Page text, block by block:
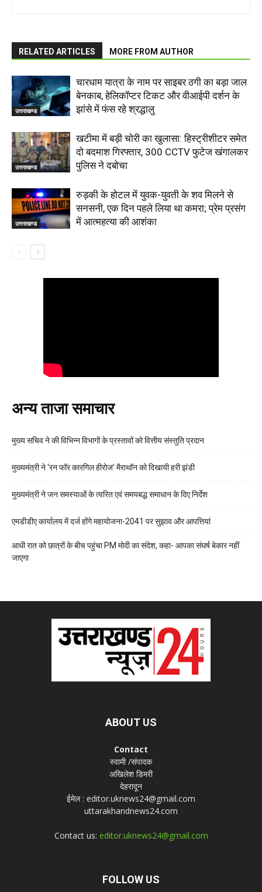
RELATED ARTICLES MORE FROM AUTHOR
उत्तराखण्ड
चारधाम यात्रा के नाम पर साइबर ठगी का बड़ा जाल
बेनकाब, हेलिकॉप्टर टिकट और वीआईपी दर्शन के
झांसे में फंस रहे श्रद्धालु
उत्तराखण्ड
खटीमा में बड़ी चोरी का खुलासा: हिस्ट्रीशीटर समेत
दो बदमाश गिरफ्तार, 300 CCTV फुटेज खंगालकर
पुलिस ने दबोचा
उत्तराखण्ड
रुड़की के होटल में युवक-युवती के शव मिलने से
सनसनी, एक दिन पहले लिया था कमरा; प्रेम प्रसंग
में आत्महत्या की आशंका
अन्य ताजा समाचार
मुख्य सचिव ने की विभिन्न विभागों के प्रस्तावों को वित्तीय संस्तुति प्रदान
मुख्यमंत्री ने ‘रन फॉर कारगिल हीरोज’ मैराथॉन को दिखायी हरी झंडी
मुख्यमंत्री ने जन समस्याओं के त्वरित एवं समयबद्ध समाधान के दिए निर्देश
एमडीडीए कार्यालय में दर्ज होंगे महायोजना-2041 पर सुझाव और आपत्तियां
आधी रात को छात्रों के बीच पहुंचा PM मोदी का संदेश, कहा- आपका संघर्ष बेकार नहीं
जाएगा
ABOUT US
Contact
स्वामी /संपादक
अखिलेश डिमरी
देहरादून
ईमेल : editor.uknews24@gmail.com
uttarakhandnews24.com
Contact us: editor.uknews24@gmail.com
FOLLOW US